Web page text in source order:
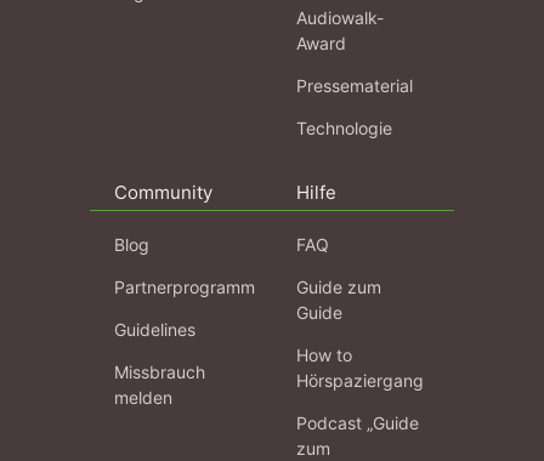
Audiowalk-
Award
Pressematerial
Technologie
Community
Blog
Partnerprogramm
Guidelines
Missbrauch
melden
Hilfe
FAQ
Guide zum
Guide
How to
Hörspaziergang
Podcast „Guide
zum